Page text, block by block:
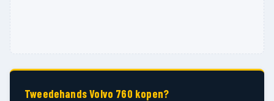
Tweedehands Volvo 760 kopen?